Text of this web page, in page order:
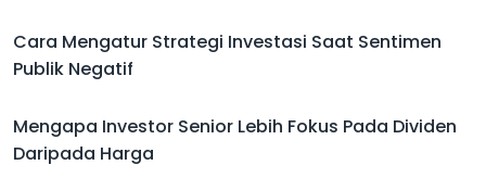
Cara Mengatur Strategi Investasi Saat Sentimen
Publik Negatif
Mengapa Investor Senior Lebih Fokus Pada Dividen
Daripada Harga